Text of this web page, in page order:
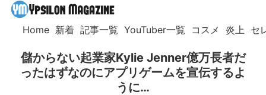
Home 新着 記事一覧 YouTuber一覧 コスメ 炎上 セ
儲からない起業家Kylie Jenner億万長者だ
ったはずなのにアプリゲームを宣伝するよ
うに…